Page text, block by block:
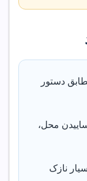
دستور
محل،
نازک